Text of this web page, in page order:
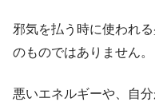
邪気を払う時に使われ
のものではありません。
悪いエネルギーや、自